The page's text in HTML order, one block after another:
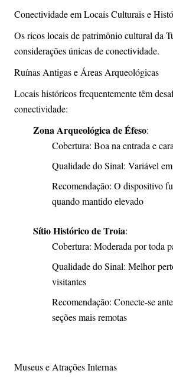
Conectividade em Locais Culturais e
Os ricos locais de patrimônio cultural da
considerações únicas de conectividade.
Ruínas Antigas e Áreas Arqueológicas
Locais históricos frequentemente têm
conectividade:
Zona Arqueológica de Éfeso:
Cobertura: Boa na entrada e
Qualidade do Sinal: Variável
Recomendação: O dispositivo
quando mantido elevado
Sítio Histórico de Troia:
Cobertura: Moderada por toda
Qualidade do Sinal: Melhor
visitantes
Recomendação: Conecte-se
seções mais remotas
Museus e Atrações Internas